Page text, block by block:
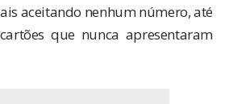
aceitando nenhum número, até
que nunca apresentaram